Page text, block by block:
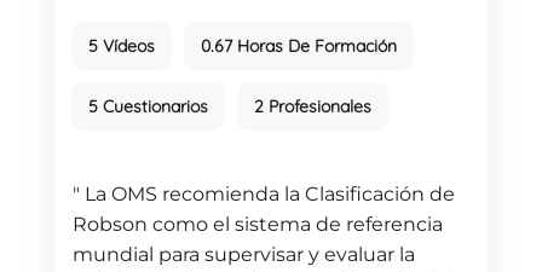
5 Vídeos 0.67 Horas De Formación
5 Cuestionarios 2 Profesionales
" La OMS recomienda la Clasificación de
Robson como el sistema de referencia
mundial para supervisar y evaluar la